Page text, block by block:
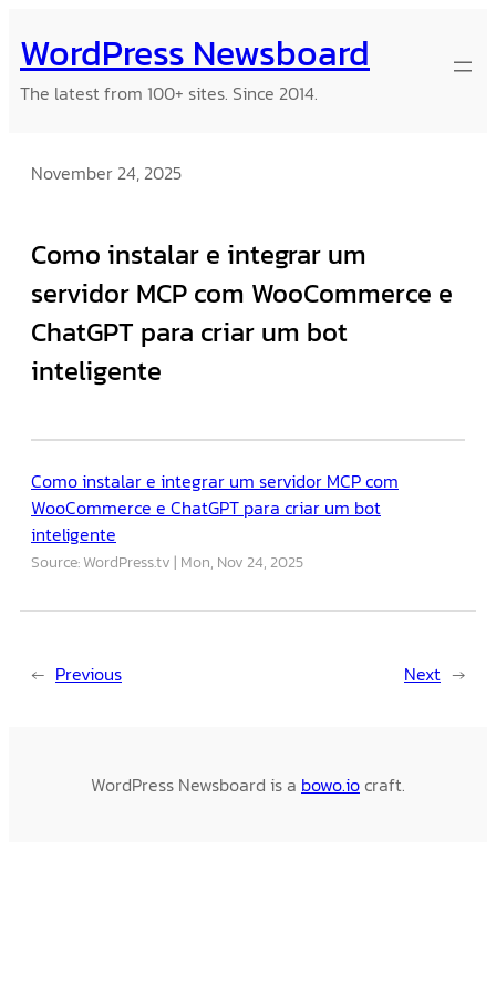
to
content
WordPress Newsboard
The latest from 100+ sites. Since 2014.
November 24, 2025
Como instalar e integrar um
servidor MCP com WooCommerce e
ChatGPT para criar um bot
inteligente
Como instalar e integrar um servidor MCP com
WooCommerce e ChatGPT para criar um bot
inteligente
Source: WordPress.tv Mon, Nov 24, 2025
← Previous Next →
WordPress Newsboard is a bowo.iocraft.